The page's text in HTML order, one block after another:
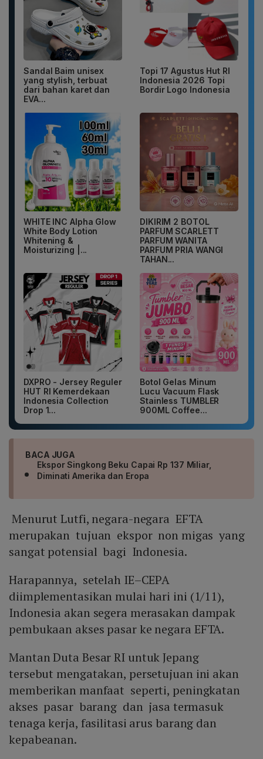
Sandal Baim unisex
yang stylish, terbuat
dari bahan karet dan
EVA...
Topi 17 Agustus Hut RI
Indonesia 2026 Topi
Bordir Logo Indonesia
WHITE INC Alpha Glow
White Body Lotion
Whitening &
Moisturizing |...
DIKIRIM 2 BOTOL
PARFUM SCARLETT
PARFUM WANITA
PARFUM PRIA WANGI
TAHAN...
DXPRO - Jersey Reguler
HUT RI Kemerdekaan
Indonesia Collection
Drop 1...
Botol Gelas Minum
Lucu Vacuum Flask
Stainless TUMBLER
900ML Coffee...
BACA JUGA
Ekspor Singkong Beku Capai Rp 137 Miliar,
Diminati Amerika dan Eropa
Menurut Lutfi, negara-negara EFTA
merupakan tujuan ekspor non migas yang
sangat potensial bagi Indonesia.
Harapannya, setelah IE–CEPA
diimplementasikan mulai hari ini (1/11),
Indonesia akan segera merasakan dampak
pembukaan akses pasar ke negara EFTA.
Mantan Duta Besar RI untuk Jepang
tersebut mengatakan, persetujuan ini akan
memberikan manfaat seperti, peningkatan
akses pasar barang dan jasa termasuk
tenaga kerja, fasilitasi arus barang dan
kepabeanan.